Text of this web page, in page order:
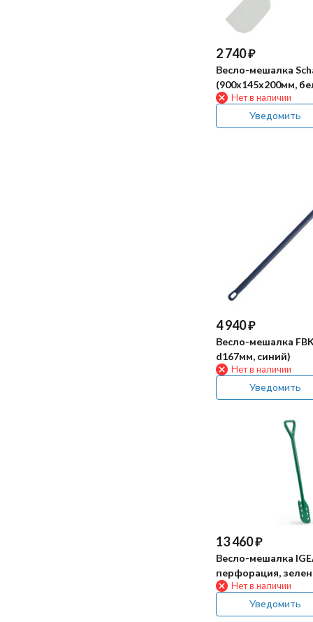
2 740₽
Весло-мешалка
(900x145x200мм,
Нет в наличии
Уведомить
4 940₽
Весло-мешалка
d167мм, синий)
Нет в наличии
Уведомить
13 460₽
Весло-мешалка
перфорация,
Нет в наличии
Уведомить